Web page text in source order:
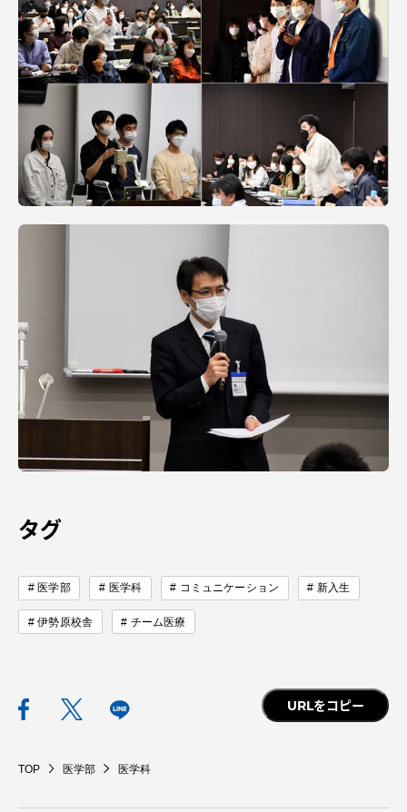
タグ
医学部 医学科 コミュニケーション 新入生
伊勢原校舎 チーム医療
URLをコピー
TOP 医学部 医学科